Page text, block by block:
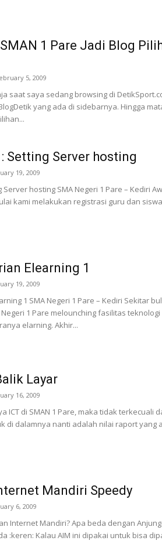
1 Pare Jadi Blog
5, 2009
saat saya sedang browsing di
yang ada di sidebarnya. Hingga
Setting Server hosting
19, 2009
Server hosting SMA Negeri 1 Pare – Kediri
kami melakukan registrasi guru dan
Elearning 1
19, 2009
1 SMA Negeri 1 Pare – Kediri Sekitar
Negeri 1 Pare melounching fasilitas teknologi
elarning. Akhir...
Layar
16, 2009
ICT di SMAN 1 Pare, maka tidak terkecuali
di dalamnya nanti adalah nilai raport yang
Mandiri Speedy
6, 2009
Internet Mandiri? Apa beda dengan
:keren: Kalau AIM ini dipakai untuk bisa